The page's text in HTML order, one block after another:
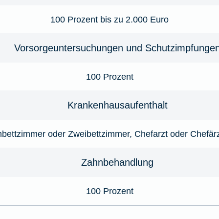
100 Prozent bis zu 2.000 Euro
Vorsorgeuntersuchungen und
100 Prozent
Krankenhausaufenthalt
oder Zweibettzimmer, Chefarzt oder
Zahnbehandlung
100 Prozent